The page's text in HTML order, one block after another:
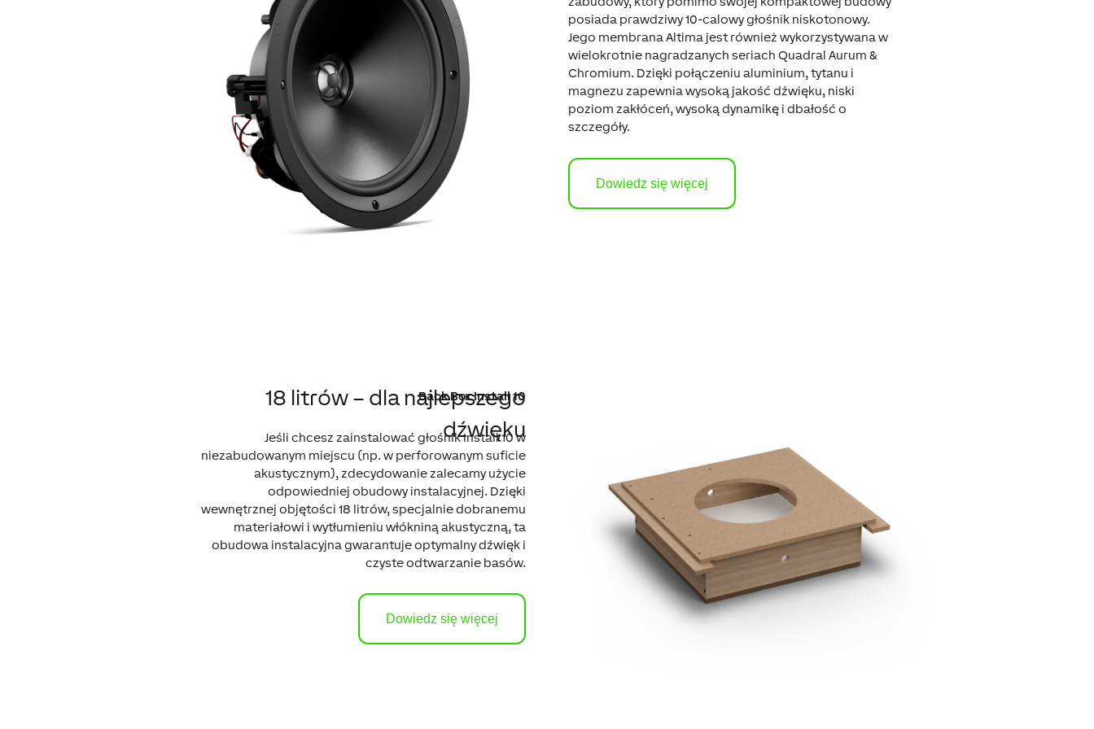
posiada prawdziwy 10-calowy głośnik niskotonowy.
Jego membrana Altima jest również wykorzystywana w
wielokrotnie nagradzanych seriach Quadral Aurum &
Chromium. Dzięki połączeniu aluminium, tytanu i
magnezu zapewnia wysoką jakość dźwięku, niski
poziom zakłóceń, wysoką dynamikę i dbałość o
szczegóły.
Dowiedz się więcej
Back Box Install 10
18 litrów – dla najlepszego
dźwięku
Jeśli chcesz zainstalować głośnik Install 10 w
niezabudowanym miejscu (np. w perforowanym suficie
akustycznym), zdecydowanie zalecamy użycie
odpowiedniej obudowy instalacyjnej. Dzięki
wewnętrznej objętości 18 litrów, specjalnie dobranemu
materiałowi i wytłumieniu włókniną akustyczną, ta
obudowa instalacyjna gwarantuje optymalny dźwięk i
czyste odtwarzanie basów.
Dowiedz się więcej